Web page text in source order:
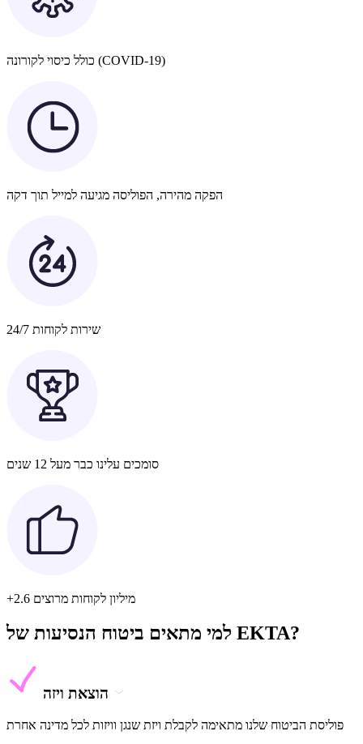
כולל כיסוי לקורונה (COVID-19)
הפקה מהירה, הפוליסה מגיעה למייל תוך דקה
שירות לקוחות 24/7
סומכים עלינו כבר מעל 12 שנים
+2.6 מיליון לקוחות מרוצים
למי מתאים ביטוח הנסיעות של EKTA?
הוצאת ויזה
פוליסת הביטוח שלנו מתאימה לקבלת ויזת שנגן וויזות לכל מדינה אחרת